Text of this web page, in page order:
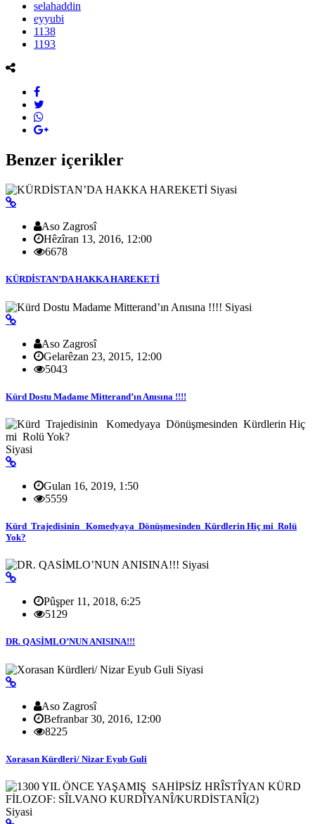
selahaddin
eyyubi
1138
1193
Benzer içerikler
Siyasi
Aso Zagrosî
Hêzîran 13, 2016, 12:00
6678
KÜRDİSTAN’DA HAKKA HAREKETİ
Siyasi
Aso Zagrosî
Gelarêzan 23, 2015, 12:00
5043
Kürd Dostu Madame Mitterand’ın Anısına !!!!
Siyasi
Gulan 16, 2019, 1:50
5559
Kürd Trajedisinin Komedyaya Dönüşmesinden Kürdlerin Hiç mi Rolü
Yok?
Siyasi
Pûşper 11, 2018, 6:25
5129
DR. QASİMLO’NUN ANISINA!!!
Siyasi
Aso Zagrosî
Befranbar 30, 2016, 12:00
8225
Xorasan Kürdleri/ Nizar Eyub Guli
Siyasi